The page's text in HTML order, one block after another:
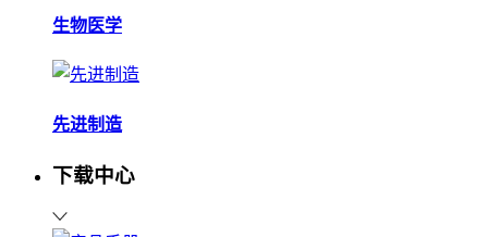
生物医学
先进制造
下载中心